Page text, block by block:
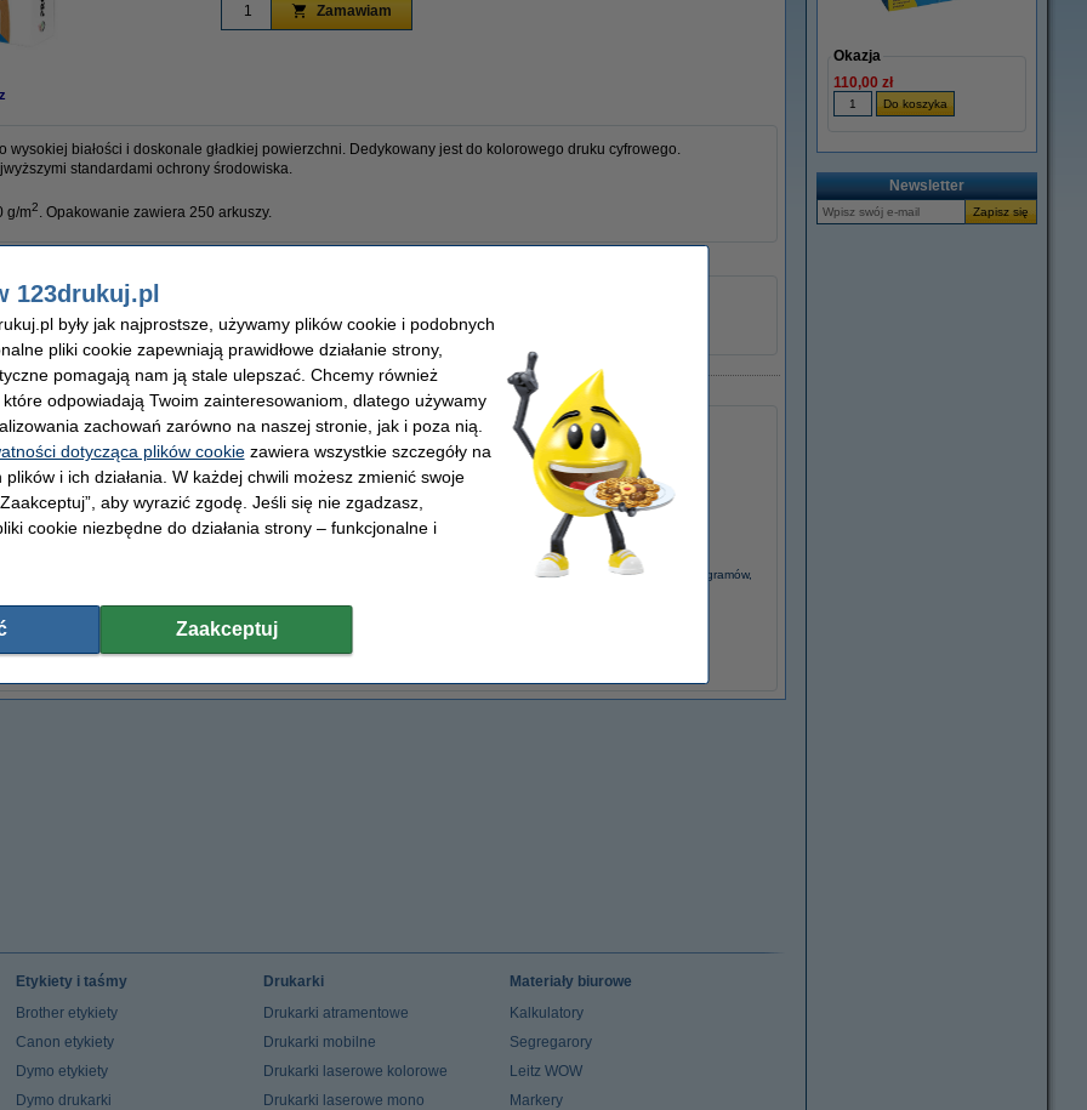
Zamawiam
wysokiej białości i doskonale gładkiej powierzchni. Dedykowany jest do kolorowego druku cyfrowego.
standardami ochrony środowiska.
g/m2. Opakowanie zawiera 250 arkuszy.
Ilość ryz papieru:
Papier ksero A4 satynowy, 160 gramów,
Okazja
110,00 zł
Newsletter
Etykiety i taśmy
Brother etykiety
Canon etykiety
Dymo etykiety
Dymo drukarki
Drukarki
Drukarki atramentowe
Drukarki mobilne
Drukarki laserowe kolorowe
Drukarki laserowe mono
Materiały biurowe
Kalkulatory
Segregarory
Leitz WOW
Markery
123drukuj.pl
były jak najprostsze, używamy plików cookie i podobnych
pliki cookie zapewniają prawidłowe działanie strony,
pomagają nam ją stale ulepszać. Chcemy również
odpowiadają Twoim zainteresowaniom, dlatego używamy
zachowań zarówno na naszej stronie, jak i poza nią.
dotycząca plików cookiezawiera wszystkie szczegóły na
i ich działania. W każdej chwili możesz zmienić swoje
aby wyrazić zgodę. Jeśli się nie zgadzasz,
cookie niezbędne do działania strony – funkcjonalne i
Zaakceptuj